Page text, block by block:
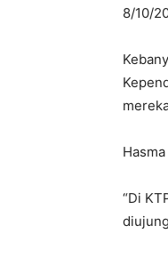
8/10/
“Di